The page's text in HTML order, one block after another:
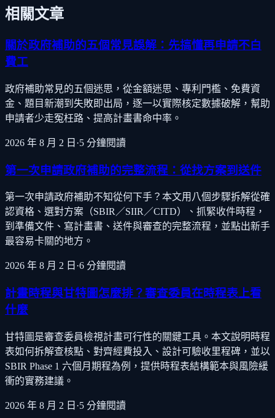
相關文章
關於政府補助的五個常見誤解：先搞懂再申請不白
費工
政府補助常見的五個迷思，從金額迷思、專利門檻、免費資
金、題目新潮到失敗即出局，逐一以實際核定數據破解，幫助
申請者少走冤枉路、提高計畫書命中率。
2026 年 8 月 2 日 ·5 分鐘閱讀
第一次申請政府補助的完整流程：從找方案到送件
第一次申請政府補助不知從何下手？本文用八個步驟拆解從確
認資格、選對方案（SBIR／SIIR／CITD）、抓緊收件時程，
到準備文件、寫計畫書、送件與審查的完整流程，並點出新手
最容易卡關的地方。
2026 年 8 月 2 日 ·6 分鐘閱讀
計畫時程與甘特圖怎麼排？審查委員在時程表上看
什麼
甘特圖是審查委員檢視計畫可行性的關鍵工具。本文說明時程
表如何拆解查核點、對齊經費投入、設計可驗收里程碑，並以
SBIR Phase 1 六個月期程為例，提供時程表結構範本與風險緩
衝的實務建議。
2026 年 8 月 2 日 ·5 分鐘閱讀